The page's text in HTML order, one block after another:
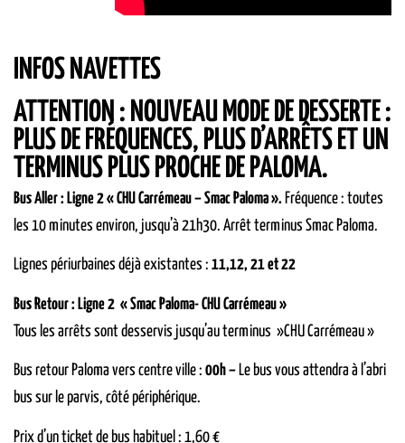
INFOS NAVETTES
ATTENTION : NOUVEAU MODE DE DESSERTE :
PLUS DE FRÉQUENCES, PLUS D’ARRÊTS ET UN
TERMINUS PLUS PROCHE DE PALOMA.
BusAller : Ligne 2« CHU Carrémeau –Smac Paloma ». Fréquence : toutes
les 10 minutes environ, jusqu’à 21h30. Arrêt terminus Smac Paloma.
Lignes périurbaines déjà existantes : 11,12, 21 et 22
Bus Retour : Ligne 2 « Smac Paloma- CHU Carrémeau »
Tous les arrêts sont desservis jusqu’au terminus »CHU Carrémeau »
Bus retour Paloma vers centre ville : 00h – Le bus vous attendra à l’abri
bus sur le parvis, côté périphérique.
Prix d’un ticket de bus habituel : 1,60 €